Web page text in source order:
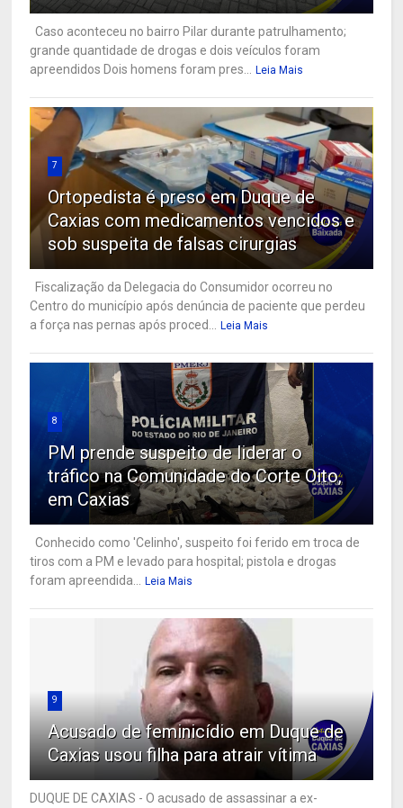
Caso aconteceu no bairro Pilar durante patrulhamento;
grande quantidade de drogas e dois veículos foram
apreendidos Dois homens foram pres...
Leia Mais
7
Ortopedista é preso em Duque de
Caxias com medicamentos vencidos e
sob suspeita de falsas cirurgias
Fiscalização da Delegacia do Consumidor ocorreu no
Centro do município após denúncia de paciente que perdeu
a força nas pernas após proced...
Leia Mais
8
PM prende suspeito de liderar o
tráfico na Comunidade do Corte Oito,
em Caxias
Conhecido como 'Celinho', suspeito foi ferido em troca de
tiros com a PM e levado para hospital; pistola e drogas
foram apreendida...
Leia Mais
9
Acusado de feminicídio em Duque de
Caxias usou filha para atrair vítima
DUQUE DE CAXIAS - O acusado de assassinar a ex-